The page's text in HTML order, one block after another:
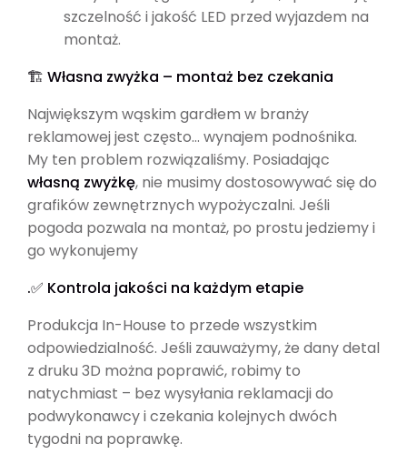
szczelność i jakość LED przed wyjazdem na
montaż.
🏗️ Własna zwyżka – montaż bez czekania
Największym wąskim gardłem w branży
reklamowej jest często… wynajem podnośnika.
My ten problem rozwiązaliśmy. Posiadając
własną zwyżkę, nie musimy dostosowywać się do
grafików zewnętrznych wypożyczalni. Jeśli
pogoda pozwala na montaż, po prostu jedziemy i
go wykonujemy
.✅ Kontrola jakości na każdym etapie
Produkcja In-House to przede wszystkim
odpowiedzialność. Jeśli zauważymy, że dany detal
z druku 3D można poprawić, robimy to
natychmiast – bez wysyłania reklamacji do
podwykonawcy i czekania kolejnych dwóch
tygodni na poprawkę.